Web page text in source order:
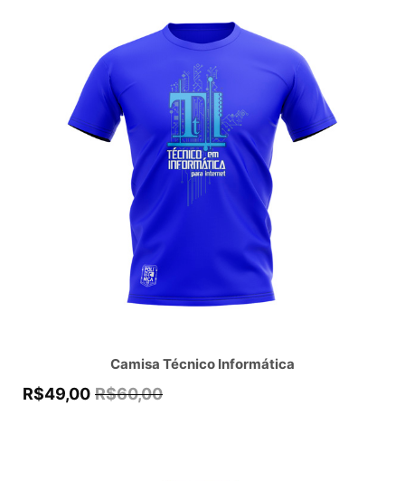
Camisa Técnico Informática
R$60,00
R$49,00